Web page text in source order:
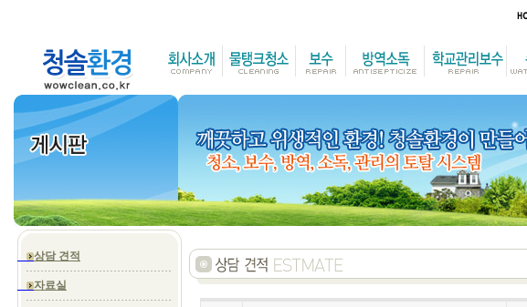
상담 견적
자료실